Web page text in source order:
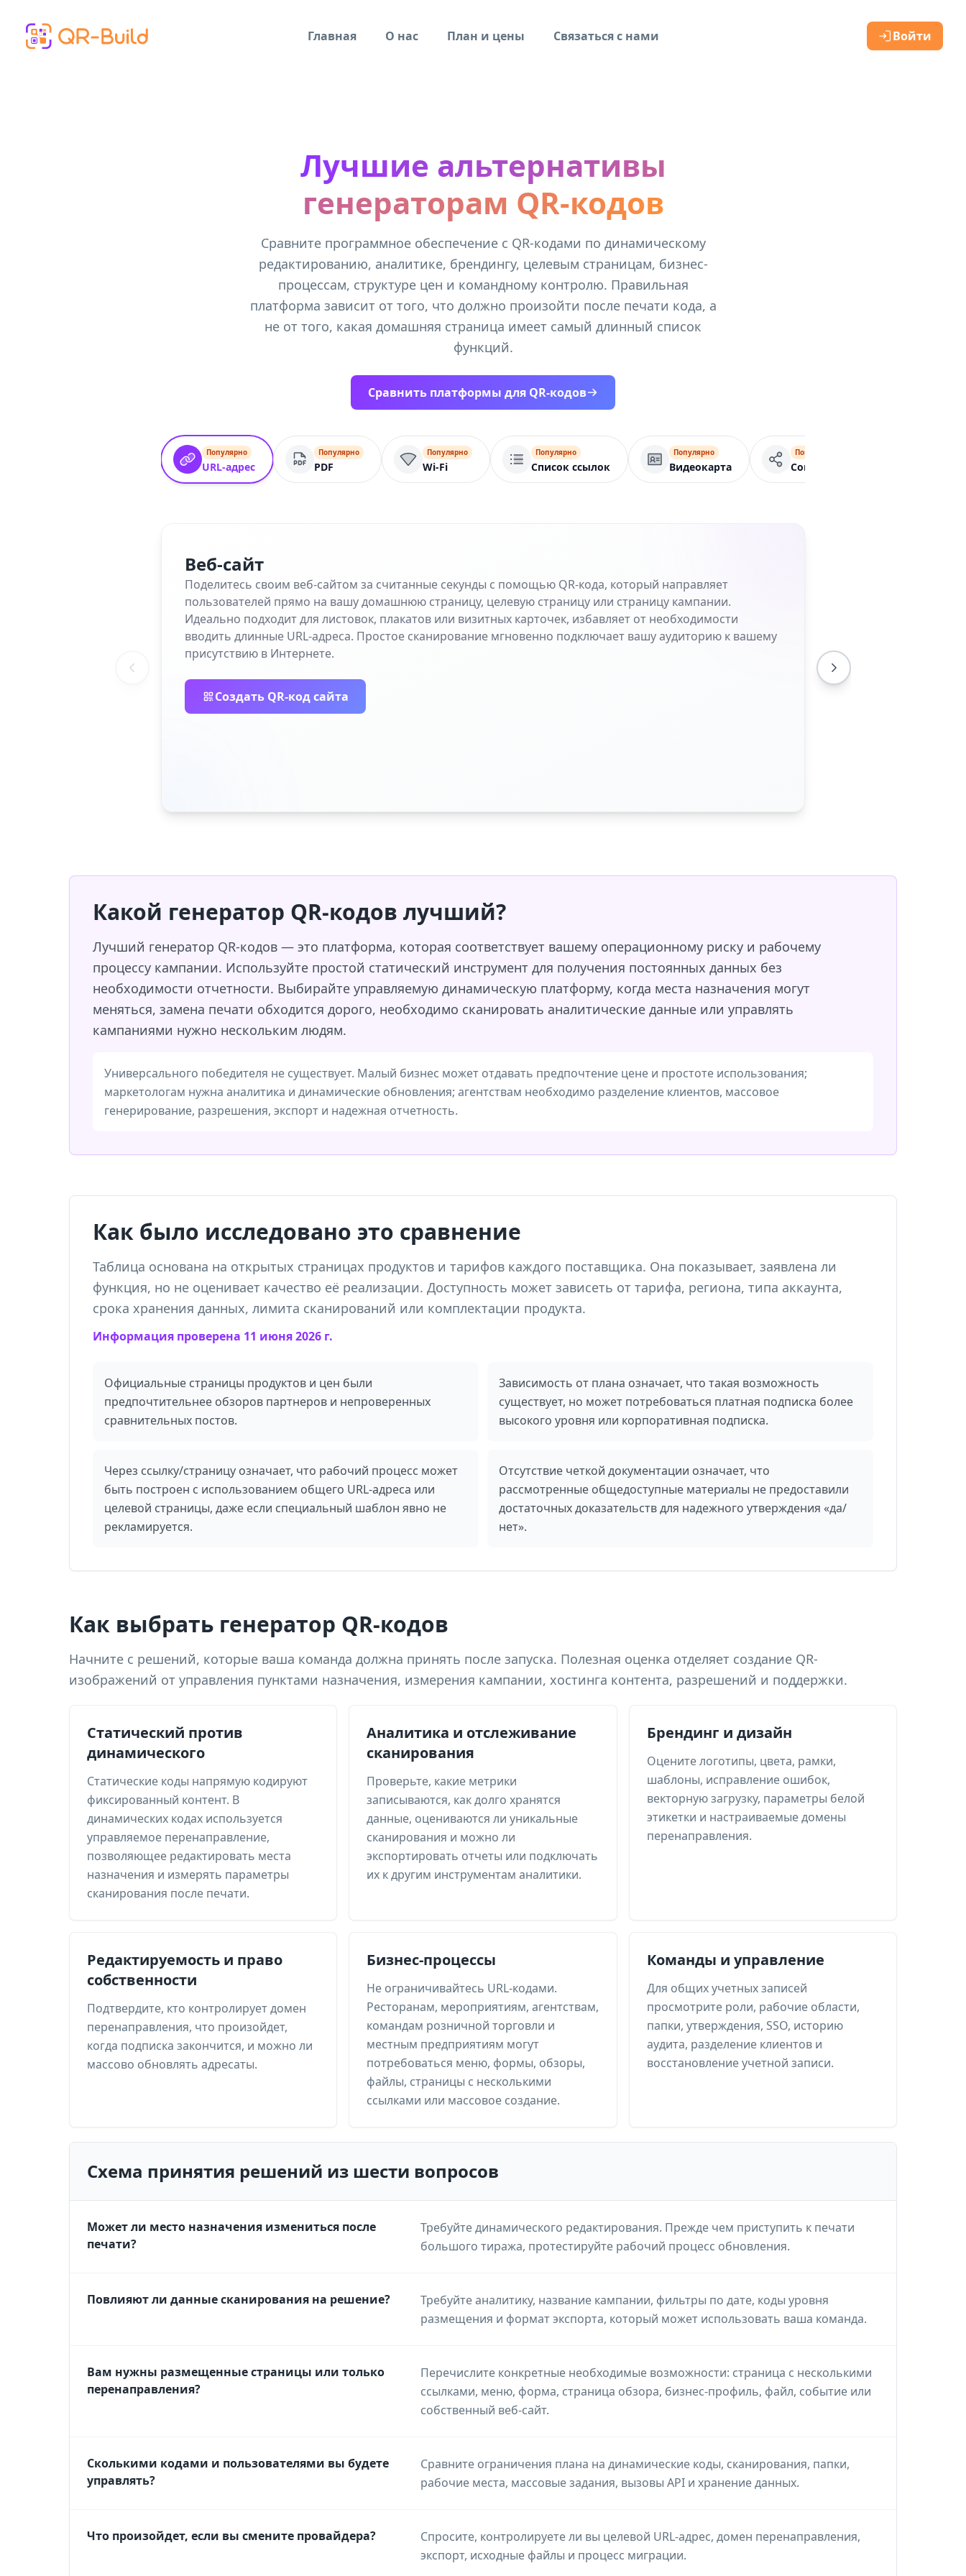
Главная
О нас План и цены Связаться с нами Войти
Лучшие альтернативы
генераторам QR-кодов
Сравните программное обеспечение с QR-кодами по динамическому
редактированию, аналитике, брендингу, целевым страницам, бизнес-
процессам, структуре цен и командному контролю. Правильная
платформа зависит от того, что должно произойти после печати кода, а
не от того, какая домашняя страница имеет самый длинный список
функций.
Сравнить платформы для QR-кодов
Популярно
URL-адрес
Популярно
PDF
Популярно
Wi-Fi
Популярно
Список ссылок
Популярно
Видеокарта
Популярно
Социальные сети
Веб-сайт
Поделитесь своим веб-сайтом за считанные секунды с помощью QR-кода, который направляет
пользователей прямо на вашу домашнюю страницу, целевую страницу или страницу кампании.
Идеально подходит для листовок, плакатов или визитных карточек, избавляет от необходимости
вводить длинные URL-адреса. Простое сканирование мгновенно подключает вашу аудиторию к вашему
присутствию в Интернете.
Создать QR-код сайта
Какой генератор QR-кодов лучший?
Лучший генератор QR-кодов — это платформа, которая соответствует вашему операционному риску и рабочему
процессу кампании. Используйте простой статический инструмент для получения постоянных данных без
необходимости отчетности. Выбирайте управляемую динамическую платформу, когда места назначения могут
меняться, замена печати обходится дорого, необходимо сканировать аналитические данные или управлять
кампаниями нужно нескольким людям.
Универсального победителя не существует. Малый бизнес может отдавать предпочтение цене и простоте использования;
маркетологам нужна аналитика и динамические обновления; агентствам необходимо разделение клиентов, массовое
генерирование, разрешения, экспорт и надежная отчетность.
Как было исследовано это сравнение
Таблица основана на открытых страницах продуктов и тарифов каждого поставщика. Она показывает, заявлена ли
функция, но не оценивает качество её реализации. Доступность может зависеть от тарифа, региона, типа аккаунта,
срока хранения данных, лимита сканирований или комплектации продукта.
Информация проверена 11 июня 2026 г.
Официальные страницы продуктов и цен были
предпочтительнее обзоров партнеров и непроверенных
сравнительных постов.
Зависимость от плана означает, что такая возможность
существует, но может потребоваться платная подписка более
высокого уровня или корпоративная подписка.
Через ссылку/страницу означает, что рабочий процесс может
быть построен с использованием общего URL-адреса или
целевой страницы, даже если специальный шаблон явно не
рекламируется.
Отсутствие четкой документации означает, что
рассмотренные общедоступные материалы не предоставили
достаточных доказательств для надежного утверждения «да/
нет».
Как выбрать генератор QR-кодов
Начните с решений, которые ваша команда должна принять после запуска. Полезная оценка отделяет создание QR-
изображений от управления пунктами назначения, измерения кампании, хостинга контента, разрешений и поддержки.
Статический против
динамического
Статические коды напрямую кодируют
фиксированный контент. В
динамических кодах используется
управляемое перенаправление,
позволяющее редактировать места
назначения и измерять параметры
сканирования после печати.
Аналитика и отслеживание
сканирования
Проверьте, какие метрики
записываются, как долго хранятся
данные, оцениваются ли уникальные
сканирования и можно ли
экспортировать отчеты или подключать
их к другим инструментам аналитики.
Брендинг и дизайн
Оцените логотипы, цвета, рамки,
шаблоны, исправление ошибок,
векторную загрузку, параметры белой
этикетки и настраиваемые домены
перенаправления.
Редактируемость и право
собственности
Подтвердите, кто контролирует домен
перенаправления, что произойдет,
когда подписка закончится, и можно ли
массово обновлять адресаты.
Бизнес-процессы
Не ограничивайтесь URL-кодами.
Ресторанам, мероприятиям, агентствам,
командам розничной торговли и
местным предприятиям могут
потребоваться меню, формы, обзоры,
файлы, страницы с несколькими
ссылками или массовое создание.
Команды и управление
Для общих учетных записей
просмотрите роли, рабочие области,
папки, утверждения, SSO, историю
аудита, разделение клиентов и
восстановление учетной записи.
Схема принятия решений из шести вопросов
Может ли место назначения измениться после
печати?
Требуйте динамического редактирования. Прежде чем приступить к печати
большого тиража, протестируйте рабочий процесс обновления.
Повлияют ли данные сканирования на решение?
Требуйте аналитику, название кампании, фильтры по дате, коды уровня
размещения и формат экспорта, который может использовать ваша команда.
Вам нужны размещенные страницы или только
перенаправления?
Перечислите конкретные необходимые возможности: страница с несколькими
ссылками, меню, форма, страница обзора, бизнес-профиль, файл, событие или
собственный веб-сайт.
Сколькими кодами и пользователями вы будете
управлять?
Сравните ограничения плана на динамические коды, сканирования, папки,
рабочие места, массовые задания, вызовы API и хранение данных.
Что произойдет, если вы смените провайдера?
Спросите, контролируете ли вы целевой URL-адрес, домен перенаправления,
экспорт, исходные файлы и процесс миграции.